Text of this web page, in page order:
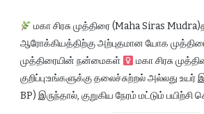
மகா சிரசு முத்திரை (Maha Siras
ஆரோக்கியத்திற்கு அற்புதமான யோக
முத்திரையின் நன்மைகள்
மகா சிரசு
குறிப்பு:உங்களுக்கு தலைச்சுற்றல் அல்லது
BP) இருந்தால், குறுகிய நேரம் மட்டும் பயிற்சி